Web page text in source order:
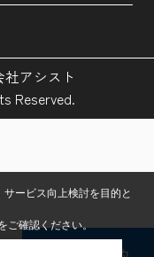
アシスト
Reserved.
ービス向上検討を目的と
ご確認ください。